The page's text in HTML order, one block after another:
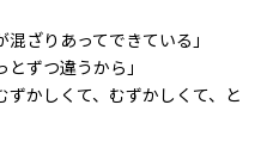
ざりあってできている」
ずつ違うから」
ずかしくて、むずかしくて、と